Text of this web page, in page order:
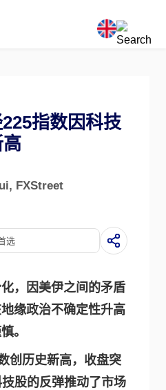
指数因科技
, FXStreet
选
，因美伊之间的矛盾
缘政治不确定性升高
。
创历史新高，收盘突
股的反弹推动了市场